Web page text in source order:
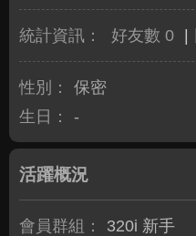
統計資訊： 好友數 0
性別：
保密
生日：
-
活躍概況
會員群組： 320i 新手